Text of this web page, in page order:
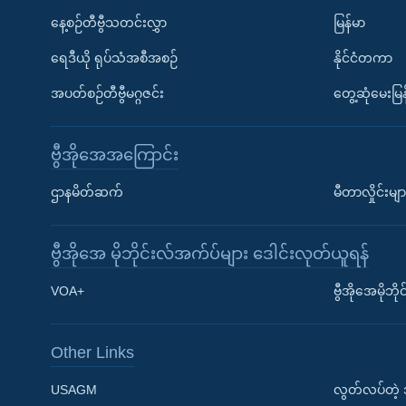
Learning English
နေ့စဉ်တီဗွီသတင်းလွှာ
ရေဒီယို ရုပ်သံအစီအစဉ်
အပတ်စဉ်တီဗွီမဂ္ဂဇင်း
မြန်မာ
နိုင်ငံတကာ
တွေ့ဆုံမေးမြန်
ဗွီအိုအေအကြောင်း
ဌာနမိတ်ဆက် မီတာလှိုင်းမျာ
ဗွီအိုအေ မိုဘိုင်းလ်အက်ပ်များ ဒေါင်းလုတ်ယူရန်
VOA+ ဗွီအိုအေမိုဘို
Other Links
USAGM လွတ်လပ်တဲ့ အ